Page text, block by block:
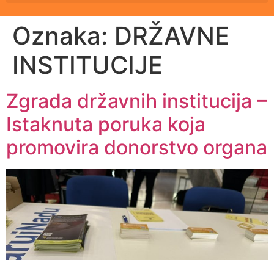
Oznaka: DRŽAVNE
INSTITUCIJE
Zgrada državnih institucija –
Istaknuta poruka koja
promovira donorstvo organa